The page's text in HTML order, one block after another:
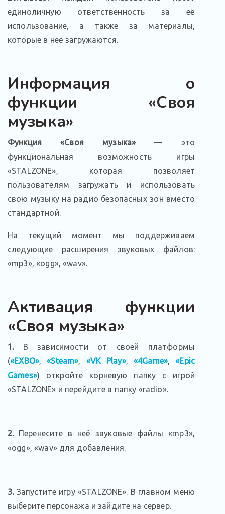
единоличную ответственность за её
использование, а также за материалы,
которые в неё загружаются.
Информация о
функции «Своя
музыка»
Функция «Своя музыка» — это
функциональная возможность игры
«STALZONE», которая позволяет
пользователям загружать и использовать
свою музыку на радио безопасных зон вместо
стандартной.
На текущий момент мы поддерживаем
следующие расширения звуковых файлов:
«mp3», «ogg», «wav».
Активация функции
«Своя музыка»
1.В зависимости от своей платформы
(«EXBO»,«Steam», «VK Play», «4Game»,
«Epic
Games») откройте корневую папку с игрой
«STALZONE» и перейдите в папку «radio».
2. Перенесите в неё звуковые файлы «mp3»,
«ogg», «wav» для добавления.
3.Запустите игру «STALZONE». В главном меню
выберите персонажа и зайдите на сервер.